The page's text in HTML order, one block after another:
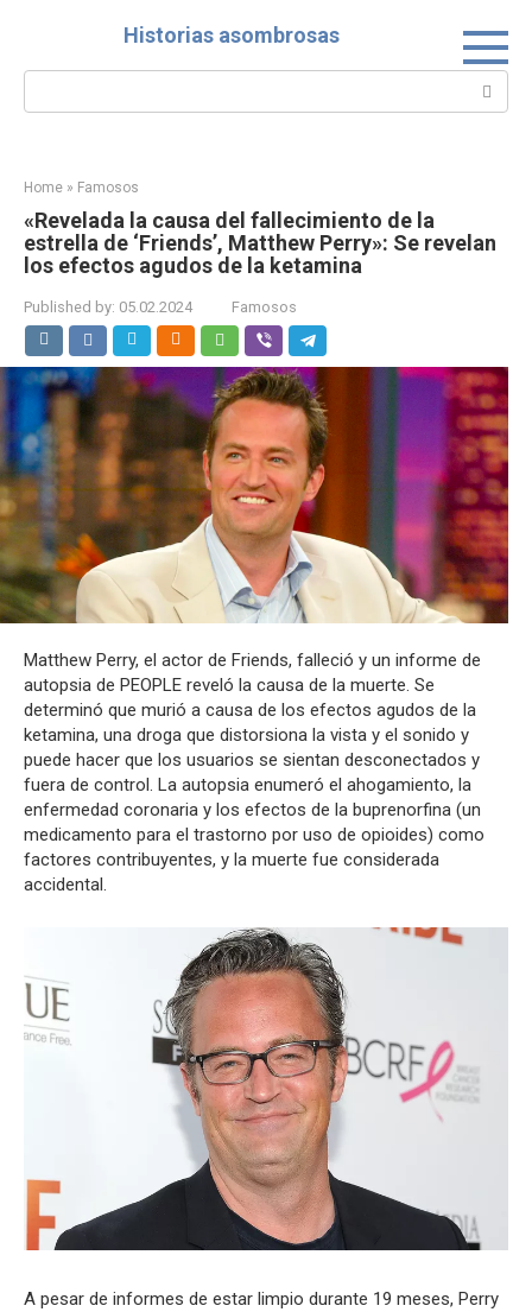
Historias asombrosas
Search:
Home » Famosos
«Revelada la causa del fallecimiento de la
estrella de ‘Friends’, Matthew Perry»: Se revelan
los efectos agudos de la ketamina
Published by: 05.02.2024 Famosos
Matthew Perry, el actor de Friends, falleció y un informe de
autopsia de PEOPLE reveló la causa de la muerte. Se
determinó que murió a causa de los efectos agudos de la
ketamina, una droga que distorsiona la vista y el sonido y
puede hacer que los usuarios se sientan desconectados y
fuera de control. La autopsia enumeró el ahogamiento, la
enfermedad coronaria y los efectos de la buprenorfina (un
medicamento para el trastorno por uso de opioides) como
factores contribuyentes, y la muerte fue considerada
accidental.
A pesar de informes de estar limpio durante 19 meses, Perry